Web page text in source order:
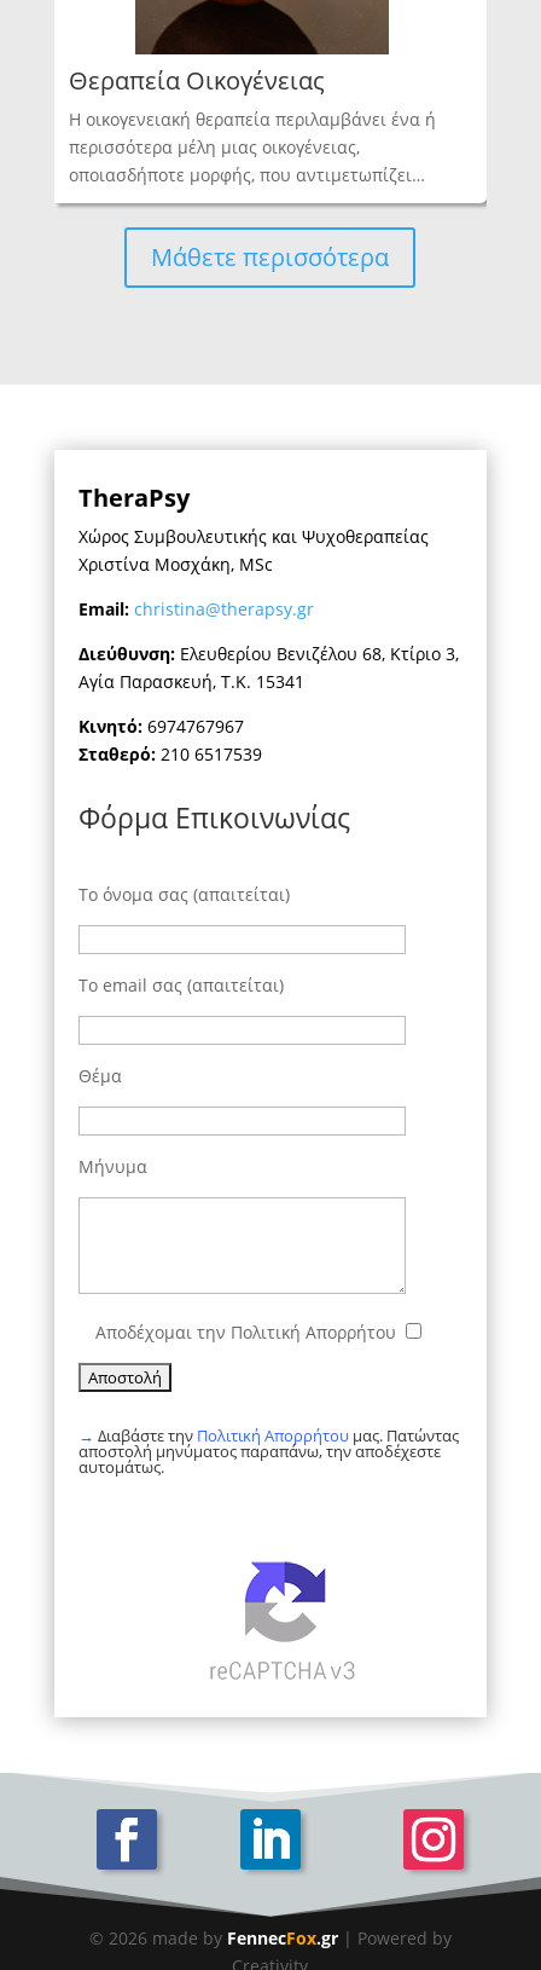
Θεραπεία Οικογένειας
Η οικογενειακή θεραπεία περιλαμβάνει ένα ή
περισσότερα μέλη μιας οικογένειας,
οποιασδήποτε μορφής, που αντιμετωπίζει…
Μάθετε περισσότερα
TheraPsy
Χώρος Συμβουλευτικής και Ψυχοθεραπείας
Χριστίνα Μοσχάκη, MSc
Email: christina@therapsy.gr
Διεύθυνση:Ελευθερίου Βενιζέλου 68, Κτίριο 3,
Αγία Παρασκευή, Τ.Κ. 15341
Κινητό: 6974767967
Σταθερό: 210 6517539
Φόρμα Επικοινωνίας
To όνομα σας (απαιτείται)
Το email σας (απαιτείται)
Θέμα
Μήνυμα
Αποδέχομαι την Πολιτική Απορρήτου
→ Διαβάστε την Πολιτική Απορρήτουμας. Πατώντας
αποστολή μηνύματος παραπάνω, την αποδέχεστε
αυτομάτως.
© 2026 made by FennecFox.gr| Powered by
Creativity